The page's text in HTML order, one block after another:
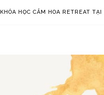
KHÓA HỌC CẮM HOA RETREAT